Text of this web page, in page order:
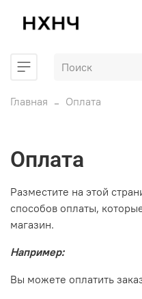
Главная Оплата
Оплата
Разместите на этой
способов оплаты,
магазин.
Например:
Вы можете оплатить